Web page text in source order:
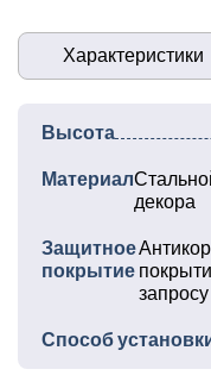
Характеристики
Высота
Материал
декора
Защитное
покрытие
запросу
Способ